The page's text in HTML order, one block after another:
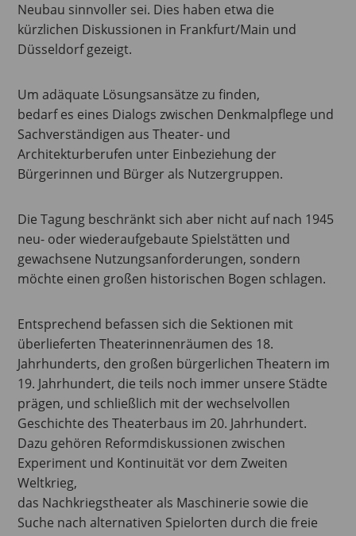
Neubau sinnvoller sei. Dies haben etwa die
kürzlichen Diskussionen in Frankfurt/Main und
Düsseldorf gezeigt.
Um adäquate Lösungsansätze zu finden,
bedarf es eines Dialogs zwischen Denkmalpflege und
Sachverständigen aus Theater- und
Architekturberufen unter Einbeziehung der
Bürgerinnen und Bürger als Nutzergruppen.
Die Tagung beschränkt sich aber nicht auf nach 1945
neu- oder wiederaufgebaute Spielstätten und
gewachsene Nutzungsanforderungen, sondern
möchte einen großen historischen Bogen schlagen.
Entsprechend befassen sich die Sektionen mit
überlieferten Theaterinnenräumen des 18.
Jahrhunderts, den großen bürgerlichen Theatern im
19. Jahrhundert, die teils noch immer unsere Städte
prägen, und schließlich mit der wechselvollen
Geschichte des Theaterbaus im 20. Jahrhundert.
Dazu gehören Reformdiskussionen zwischen
Experiment und Kontinuität vor dem Zweiten
Weltkrieg,
das Nachkriegstheater als Maschinerie sowie die
Suche nach alternativen Spielorten durch die freie